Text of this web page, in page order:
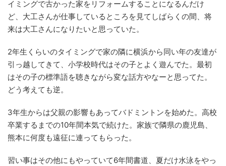
イミングで古かった家をリフォームすることになるんだけ
ど、大工さんが仕事しているところを見てしばらくの間、将
来は大工さんになりたいと思っていた。
2年生くらいのタイミングで家の隣に横浜から同い年の友達が
引っ越してきて、小学校時代はその子とよく遊んでた。最初
はその子の標準語を聴きながら変な話方やなーと思ってた。
どう考えても逆。
3年生からは父親の影響もあってバドミントンを始めた。高校
卒業するまでの10年間本気で続けた。家族で隣県の鹿児島、
熊本に何度も遠征に連ってもらった。
習い事はその他にもやっていて6年間書道、夏だけ水泳をやっ